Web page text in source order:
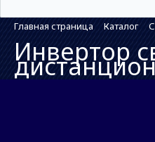
Главная страница Каталог
Инвертор